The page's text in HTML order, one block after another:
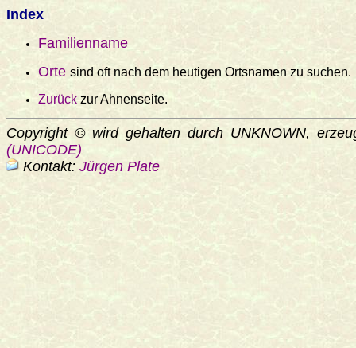
Index
Familienname
Orte sind oft nach dem heutigen Ortsnamen zu suchen.
Zurück zur Ahnenseite.
Copyright © wird gehalten durch UNKNOWN,
(UNICODE)
Kontakt: Jürgen Plate